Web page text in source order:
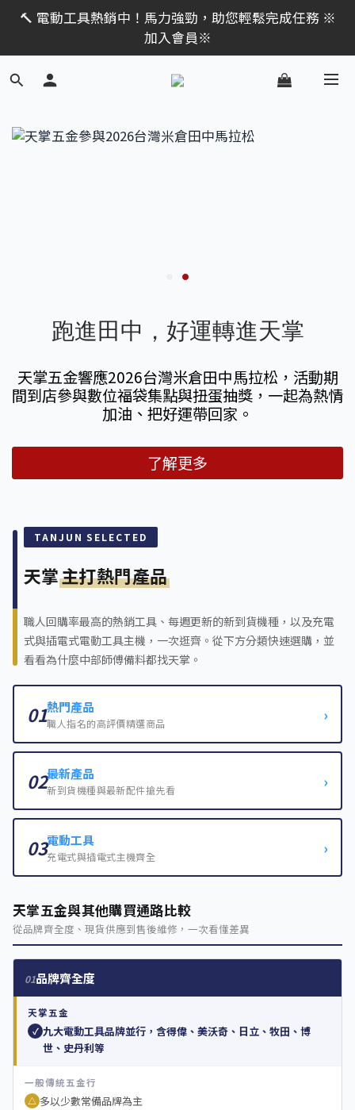
限時活動｜全館消費滿 NT$599 即享免運費，工具補貨
趁現在！立即逛活動商品
限時活動｜全館消費滿 NT$599 即享免運費，工具補貨
趁現在！立即逛活動商品
🔧 DIY 夢想實現家！入門工具組，新手也能輕鬆上手
※加入會員※
🔨 電動工具熱銷中！馬力強勁，助您輕鬆完成任務 ※
加入會員※
跑進田中，好運轉進天掌
天掌五金響應2026台灣米倉田中馬拉松，活動期
間到店參與數位福袋集點與扭蛋抽獎，一起為熱情
加油、把好運帶回家。
了解更多
TANJUN SELECTED
天掌主打熱門產品
職人回購率最高的熱銷工具、每週更新的新到貨機種，以及充電
式與插電式電動工具主機，一次逛齊。從下方分類快速選購，並
看看為什麼中部師傅備料都找天掌。
01熱門產品
職人指名的高評價精選商品 ›
02最新產品
新到貨機種與最新配件搶先看 ›
03電動工具
充電式與插電式主機齊全 ›
天掌五金與其他購買通路比較
從品牌齊全度、現貨供應到售後維修，一次看懂差異
01品牌齊全度
天掌五金
✓ 九大電動工具品牌並行，含得偉、美沃奇、日立、牧田、博
世、史丹利等
一般傳統五金行
△ 多以少數常備品牌為主